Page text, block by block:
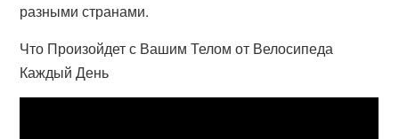
разными странами.
Что Произойдет с Вашим Телом от Велосипеда
Каждый День